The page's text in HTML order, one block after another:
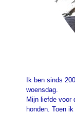
Ik ben sinds
woensdag.
Mijn liefde voor
honden. Toen